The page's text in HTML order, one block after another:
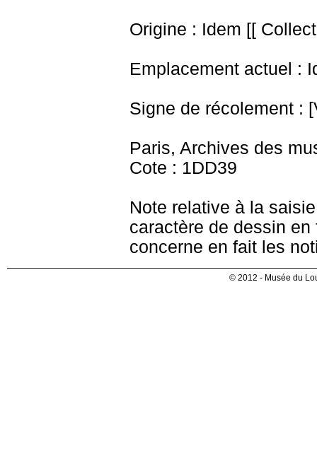
Origine : Idem [[
Emplacement actuel :
Signe de récolement :
Paris, Archives des
Cote : 1DD39
Note relative à la
caractère de dessin
concerne en fait les
© 2012 - Musée du